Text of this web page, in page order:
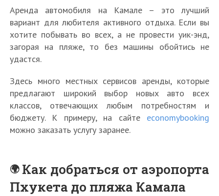
Аренда автомобиля на Камале – это лучший
вариант для любителя активного отдыха. Если вы
хотите побывать во всех, а не провести уик-энд,
загорая на пляже, то без машины обойтись не
удастся.
Здесь много местных сервисов аренды, которые
предлагают широкий выбор новых авто всех
классов, отвечающих любым потребностям и
бюджету. К примеру, на сайтеeconomybooking
можно заказать услугу заранее.
Как добраться от аэропорта
Пхукета до пляжа Камала